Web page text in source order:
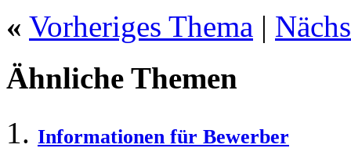
« Vorheriges Thema |
Ähnliche Themen
Informationen für Bewerber